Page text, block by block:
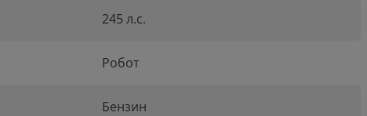
245 л.с.
Робот
Бензин